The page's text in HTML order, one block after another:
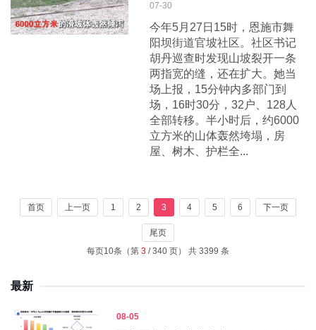
07-30
今年5月27日15时，恩施市舞
阳坝街道官坡社区。社区书记
胡丹巡查时发现山坡裂开一条
两指宽的缝，还在扩大。她当
场上报，15分钟内多部门到
场，16时30分，32户、128人
全部转移。半小时后，约6000
立方米的山体轰然垮塌，房
屋、树木、护栏全...
首页 上一页 1 2 3 4 5 6 下一页
尾页
每页10条（第 3 / 340 页） 共 3399 条
最新
08-05